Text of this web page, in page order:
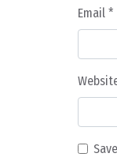
Email *